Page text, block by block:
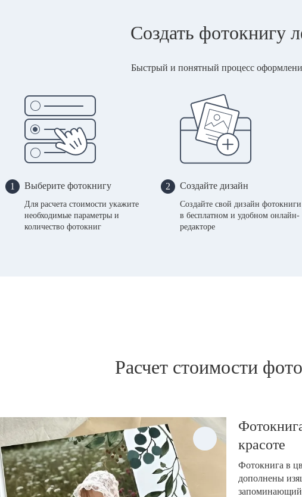
Создать фотокнигу
Быстрый и понятный процесс
1 Выберите фотокнигу
Для расчета стоимости укажите
необходимые параметры и
количество фотокниг
2 Создайте дизайн
Создайте свой дизайн фотокниги
в бесплатном и удобном онлайн-
редакторе
Расчет стоимости
красоте
Фотокнига в
дополнены